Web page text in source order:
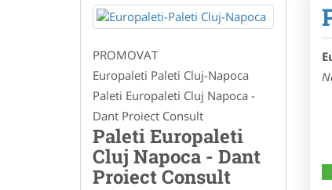
PROMOVAT
Europaleti Paleti Cluj-Napoca
Paleti Europaleti Cluj Napoca -
Dant Proiect Consult
Paleti Europaleti
Cluj Napoca - Dant
Proiect Consult